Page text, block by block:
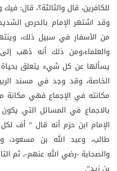
للكافرين، قال والثالثة؟، قال:
وقد اشتهر الإمام بالحرص
من الأسفار في سبيل ذلك،
والعلماء،ومن ذلك أنه ذهب
يسألها عن كل شيء يتعلق
الخاصة، وقد وجد في مسند
مكانته في الإجماع فهي مكانة
بالاجماع في المسائل التي
الإمام ابن حزم أنه قال ” أف
طالب، وعبد الله بن مسعود،
والصحابة -رضي الله عنهم-، ثم